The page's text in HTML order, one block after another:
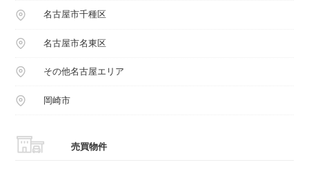
名古屋市千種区
名古屋市名東区
その他名古屋エリア
岡崎市
売買物件